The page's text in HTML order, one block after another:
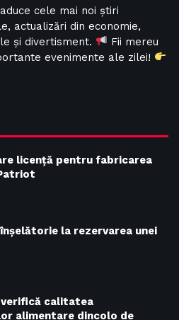
cele mai noi știri
actualizări din economie,
și divertisment.
Fii mereu
evenimente ale zilei!
licență pentru fabricarea
la rezervarea unei
calitatea
alimentare dincolo de